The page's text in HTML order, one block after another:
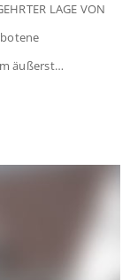
LAGE VON
äußerst
die